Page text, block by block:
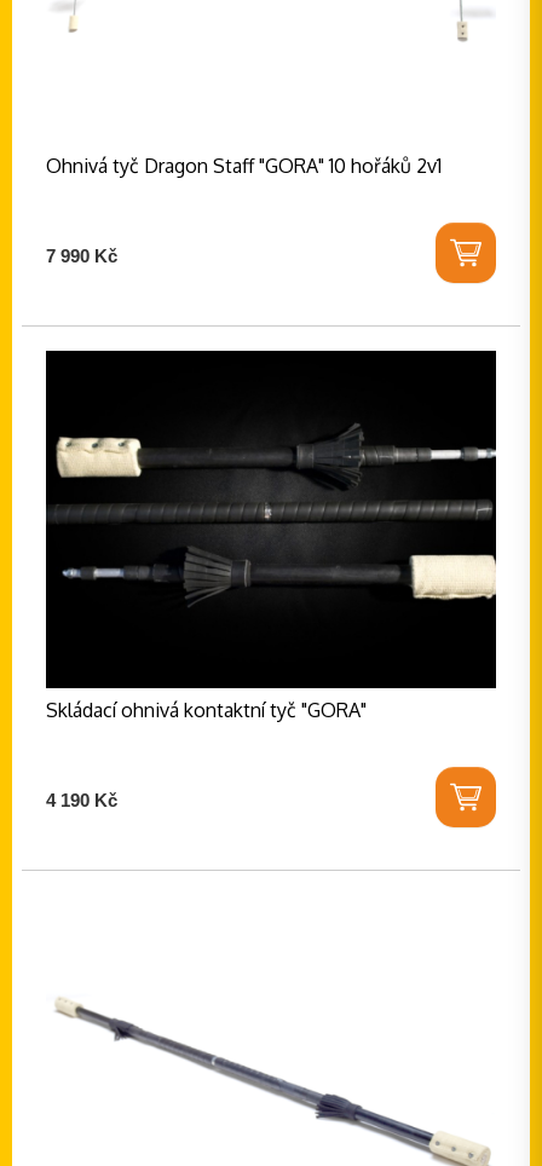
Ohnivá tyč Dragon Staff "GORA" 10 hořáků 2v1
7 990 Kč
Skládací ohnivá kontaktní tyč "GORA"
4 190 Kč